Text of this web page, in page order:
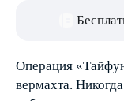
Операция
вермахта.